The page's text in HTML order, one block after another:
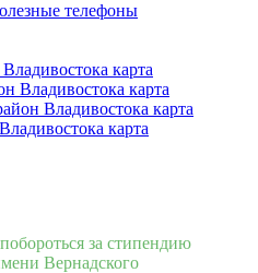
телефоны
карта
Владивостока карта
Владивостока карта
карта
во Владивостоке: как
в дом и из... 06.08.2026
транспорте: как
за стипендию
Вернадского